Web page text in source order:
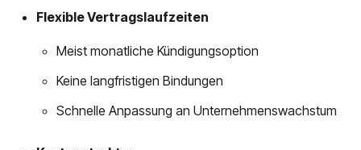
Flexible Vertragslaufzeiten
Meist monatliche Kündigungsoption
Keine langfristigen Bindungen
Schnelle Anpassung an Unternehmenswachstum